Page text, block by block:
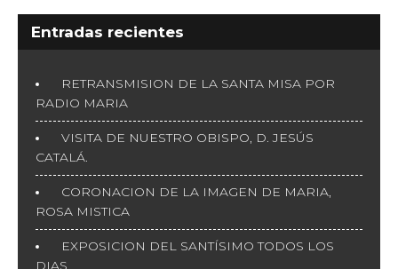
Entradas recientes
RETRANSMISION DE LA SANTA MISA POR
RADIO MARIA
VISITA DE NUESTRO OBISPO, D. JESÚS
CATALÁ.
CORONACION DE LA IMAGEN DE MARIA,
ROSA MISTICA
EXPOSICION DEL SANTÍSIMO TODOS LOS
DIAS